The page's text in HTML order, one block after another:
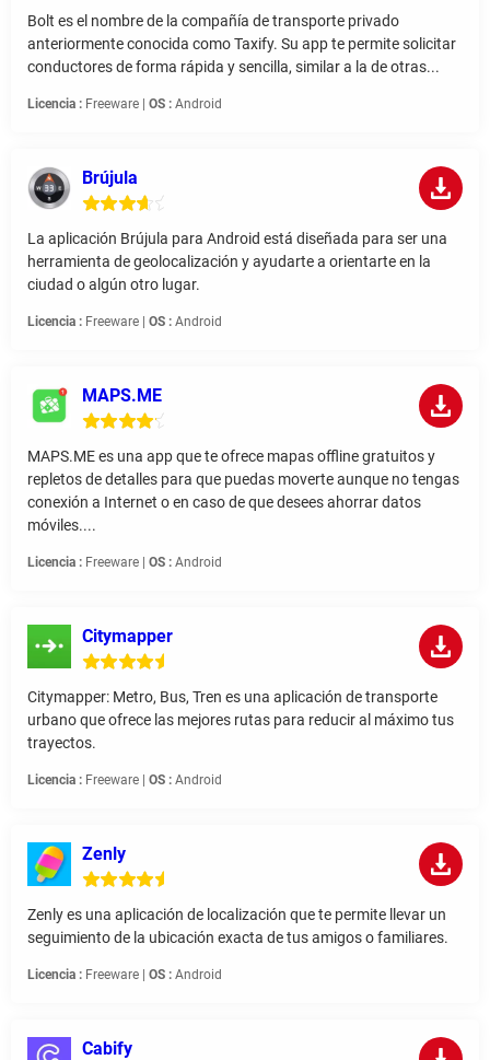
Bolt es el nombre de la compañía de transporte privado
anteriormente conocida como Taxify. Su app te permite solicitar
conductores de forma rápida y sencilla, similar a la de otras...
Licencia : Freeware | OS : Android
Brújula
La aplicación Brújula para Android está diseñada para ser una
herramienta de geolocalización y ayudarte a orientarte en la
ciudad o algún otro lugar.
Licencia : Freeware | OS : Android
MAPS.ME
MAPS.ME es una app que te ofrece mapas offline gratuitos y
repletos de detalles para que puedas moverte aunque no tengas
conexión a Internet o en caso de que desees ahorrar datos
móviles....
Licencia : Freeware | OS : Android
Citymapper
Citymapper: Metro, Bus, Tren es una aplicación de transporte
urbano que ofrece las mejores rutas para reducir al máximo tus
trayectos.
Licencia : Freeware | OS : Android
Zenly
Zenly es una aplicación de localización que te permite llevar un
seguimiento de la ubicación exacta de tus amigos o familiares.
Licencia : Freeware | OS : Android
Cabify